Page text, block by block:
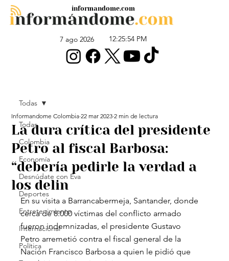
7 ago 2026 12:25:54 PM
informandome.com
Todas
Colombia
Economía
Desnúdate con Eva
Deportes
Entretenimiento
Internacional
Política
Todas
La dura crítica del presidente
Petro al fiscal Barbosa:
“debería pedirle la verdad a
los delin
Informandome Colombia 22 mar 2023 2 min de lectura
En su visita a Barrancabermeja, Santander, donde
cerca de 8.000 víctimas del conflicto armado
fueron indemnizadas, el presidente Gustavo
Petro arremetió contra el fiscal general de la
Nación Francisco Barbosa a quien le pidió que